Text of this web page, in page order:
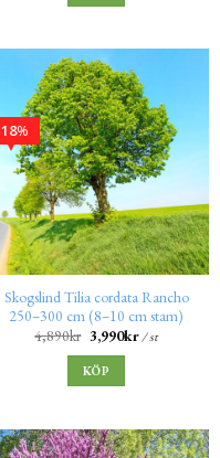
%
18
Skogslind Tilia cordata Rancho
250–300 cm (8–10 cm stam)
4,890kr 3,990kr/ st
KÖP